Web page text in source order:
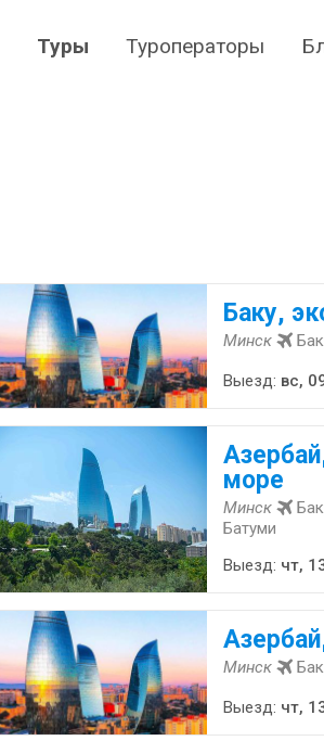
Туры Туроператоры
Баку,
Минск
Выезд: вс,
море
Минск
Батуми
Выезд: чт,
Минск
Выезд: чт,